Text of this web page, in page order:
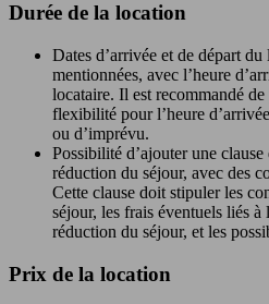
Durée de la location
Dates d’arrivée et de départ
mentionnées, avec l’heure
locataire. Il est recommandé
flexibilité pour l’heure
ou d’imprévu.
Possibilité d’ajouter une
réduction du séjour, avec des
Cette clause doit stipuler les
séjour, les frais éventuels liés
réduction du séjour, et les
Prix de la location